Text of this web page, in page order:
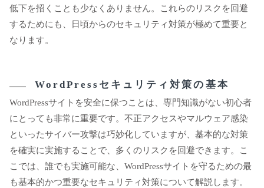
低下を招くことも少なくありません。これらのリスクを回避
するためにも、日頃からのセキュリティ対策が極めて重要と
なります。
WordPressセキュリティ対策の基本
WordPressサイトを安全に保つことは、専門知識がない初心者
にとっても非常に重要です。不正アクセスやマルウェア感染
といったサイバー攻撃は巧妙化していますが、基本的な対策
を確実に実施することで、多くのリスクを回避できます。こ
こでは、誰でも実施可能な、WordPressサイトを守るための最
も基本的かつ重要なセキュリティ対策について解説します。